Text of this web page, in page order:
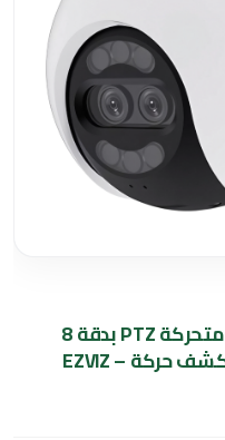
كاميرا مراقبة خارجية واي فاي متحركة PTZ بدقة 8